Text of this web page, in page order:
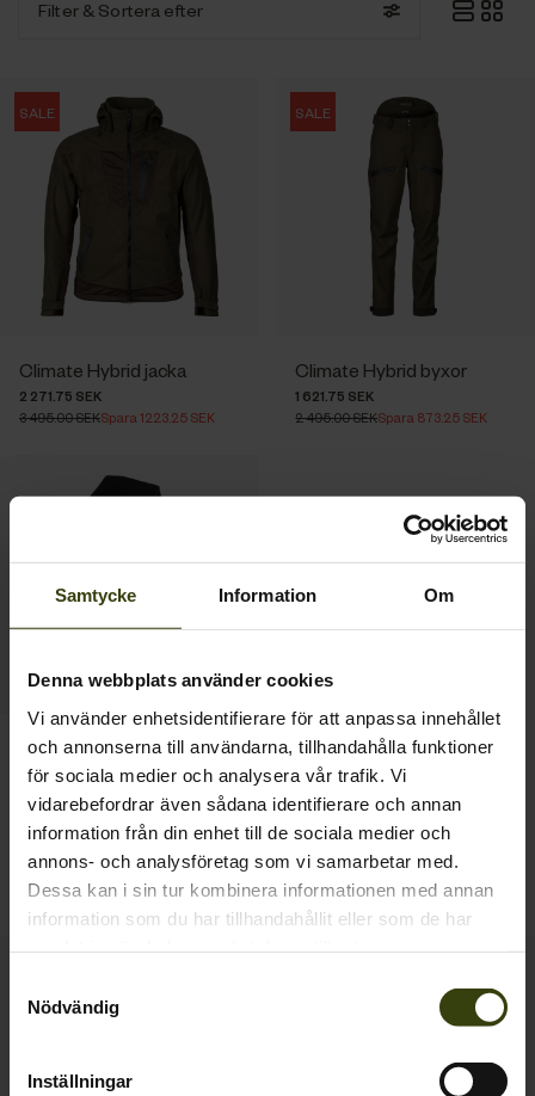
Samtycke Information Om
Denna webbplats använder cookies
Vi använder enhetsidentifierare för att anpassa innehållet
och annonserna till användarna, tillhandahålla funktioner
för sociala medier och analysera vår trafik. Vi
vidarebefordrar även sådana identifierare och annan
information från din enhet till de sociala medier och
annons- och analysföretag som vi samarbetar med.
Dessa kan i sin tur kombinera informationen med annan
information som du har tillhandahållit eller som de har
Nödvändig
Inställningar
Filter & Sortera efter
SALE
Climate Hybrid jacka
2 271.75 SEK
3 495.00 SEKSpara 1223.25 SEK
SALE
Climate Hybrid byxor
1 621.75 SEK
2 495.00 SEKSpara 873.25 SEK
Climate handske
529.00 SEK
1
DK 2670 Greve